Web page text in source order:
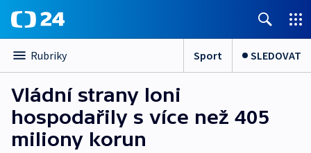
Rubriky Sport SLEDOVAT
Vládní strany loni
hospodařily s více než 405
miliony korun